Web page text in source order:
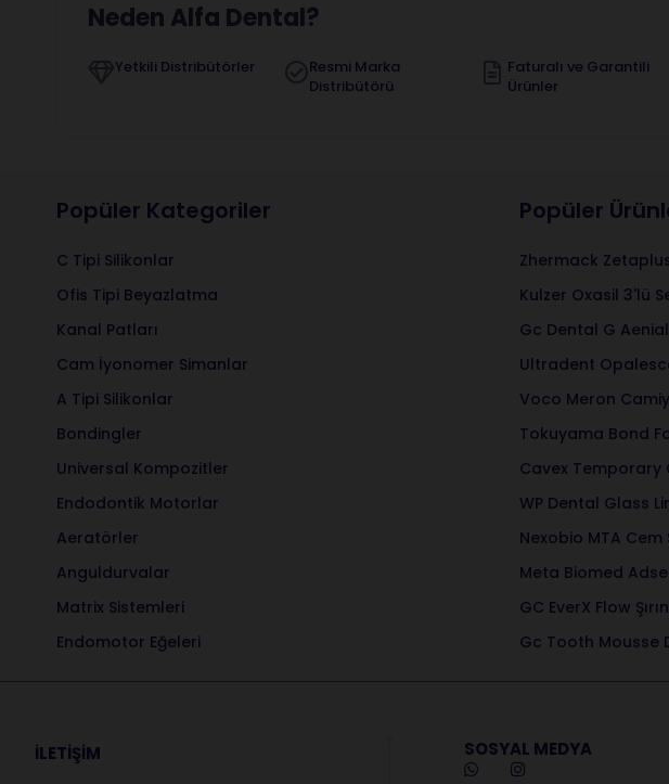
Neden Alfa Dental?
Yetkili Distribütörler
Resmi Marka
Distribütörü
Faturalı ve Garantili
Ürünler
Popüler Kategoriler
C Tipi Silikonlar
Ofis Tipi Beyazlatma
Kanal Patları
Cam İyonomer Simanlar
A Tipi Silikonlar
Bondingler
Universal Kompozitler
Endodontik Motorlar
Aeratörler
Anguldurvalar
Matrix Sistemleri
Endomotor Eğeleri
Popüler
Zhermack
Kulzer Oxasil 3'lü
Gc Dental G
Ultradent
Voco Meron
Tokuyama Bond
Cavex Temporary
WP Dental Glass
Nexobio MTA Cem
Meta Biomed
GC EverX Flow
Gc Tooth Mousse
İLETİŞİM
SOSYAL MEDYA